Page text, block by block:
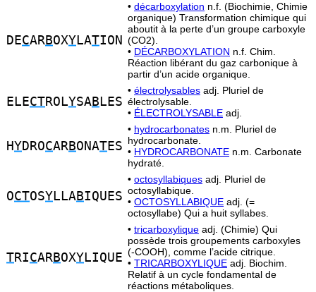
DECARBOXYLATION
• décarboxylation n.f. (Biochimie, Chimie
organique) Transformation chimique qui
aboutit à la perte d’un groupe carboxyle
(CO2).
• DÉCARBOXYLATION n.f. Chim.
Réaction libérant du gaz carbonique à
partir d’un acide organique.
ELECTROLYSAB LES
• électrolysables adj. Pluriel de
électrolysable.
• ÉLECTROLYSABLE adj.
HYDROCARBONATES
• hydrocarbonates n.m. Pluriel de
hydrocarbonate.
• HYDROCARBONATE n.m. Carbonate
hydraté.
OCTOSYLLABIQUES
• octosyllabiques adj. Pluriel de
octosyllabique.
• OCTOSYLLABIQUE adj. (=
octosyllabe) Qui a huit syllabes.
TRICARBOXYLIQUE
• tricarboxylique adj. (Chimie) Qui
possède trois groupements carboxyles
(-COOH), comme l’acide citrique.
• TRICARBOXYLIQUE adj. Biochim.
Relatif à un cycle fondamental de
réactions métaboliques.